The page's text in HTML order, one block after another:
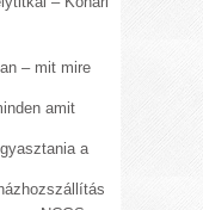
– mit mire
amit
a